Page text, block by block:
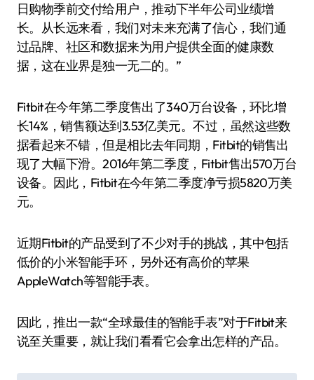
日购物季前交付给用户，推动下半年公司业绩增
长。从长远来看，我们对未来充满了信心，我们通
过品牌、社区和数据来为用户提供全面的健康数
据，这在业界是独一无二的。”
Fitbit在今年第二季度售出了340万台设备，环比增
长14%，销售额达到3.53亿美元。不过，虽然这些数
据看起来不错，但是相比去年同期，Fitbit的销售出
现了大幅下滑。2016年第二季度，Fitbit售出570万台
设备。因此，Fitbit在今年第二季度净亏损5820万美
元。
近期Fitbit的产品受到了不少对手的挑战，其中包括
低价的小米智能手环，另外还有高价的苹果
AppleWatch等智能手表。
因此，推出一款“全球最佳的智能手表”对于Fitbit来
说至关重要，就让我们看看它会拿出怎样的产品。